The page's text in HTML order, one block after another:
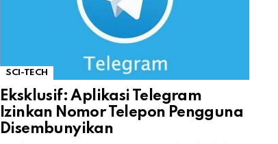
SCI-TECH
Eksklusif: Aplikasi Telegram
Izinkan Nomor Telepon Pengguna
Disembunyikan